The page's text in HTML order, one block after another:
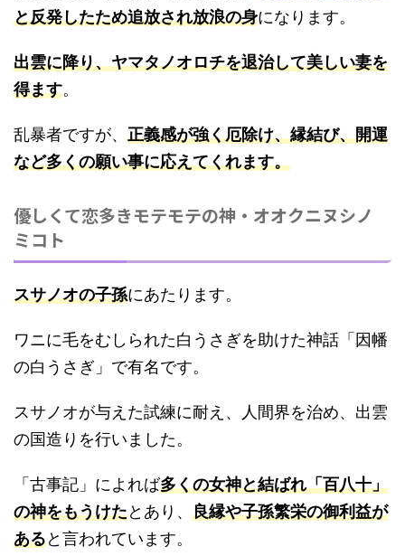
と反発したため追放され放浪の身になります。
出雲に降り、ヤマタノオロチを退治して美しい妻を
得ます。
乱暴者ですが、 正義感が強く厄除け、縁結び、開運
など多くの願い事に応えてくれます。
優しくて恋多きモテモテの神・オオクニヌシノ
ミコト
スサノオの子孫にあたります。
ワニに毛をむしられた白うさぎを助けた神話「因幡
の白うさぎ」で有名です。
スサノオが与えた試練に耐え、人間界を治め、出雲
の国造りを行いました。
「古事記」によれば多くの女神と結ばれ「百八十」
の神をもうけたとあり、 良縁や子孫繁栄の御利益が
あると言われています。